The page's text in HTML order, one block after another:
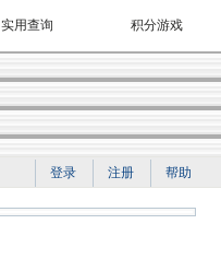
实用查询 积分游戏
登录 注册 帮助